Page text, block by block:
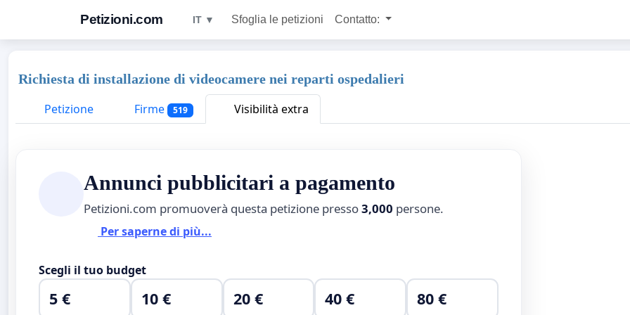
Petizioni.com IT ▼ Sfoglia le petizioni Contatto:
Richiesta di installazione di videocamere nei reparti ospedalieri
Petizione
Firme 519 Visibilità extra
Annunci pubblicitari a pagamento
Petizioni.com promuoverà questa petizione presso3,000 persone.
Per saperne di più...
Scegli il tuo budget
5 € 10 € 20 € 40 € 80 €